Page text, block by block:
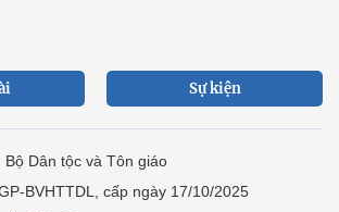
Sự kiện
Dân tộc và Tôn giáo
BVHTTDL, cấp ngày 17/10/2025